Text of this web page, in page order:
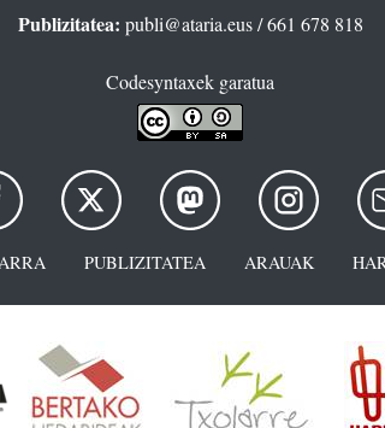
Publizitatea: publi@ataria.eus/ 661 678 818
Codesyntaxek garatua
PUBLIZITATEA ARAUAK